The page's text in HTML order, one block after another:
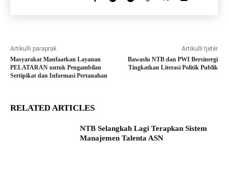
Artikulli paraprak
Masyarakat Manfaatkan Layanan
PELATARAN untuk Pengambilan
Sertipikat dan Informasi Pertanahan
Artikulli tjetër
Bawaslu NTB dan PWI Bersinergi
Tingkatkan Literasi Politik Publik
RELATED ARTICLES
NTB Selangkah Lagi Terapkan Sistem
Manajemen Talenta ASN